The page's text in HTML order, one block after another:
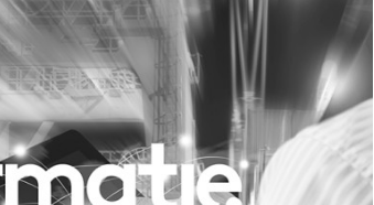
Purpose Marketing
Reputatie & crisis